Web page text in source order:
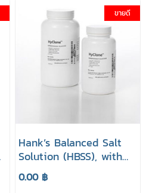
ขายดี
Hank’s Balanced Salt
Solution (HBSS), with
Calcium, Magnesium,
Phenol Red (Powder)
0.00 ฿